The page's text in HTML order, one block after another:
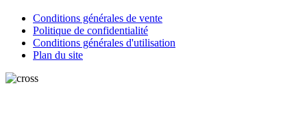
Conditions générales de vente
Politique de confidentialité
Conditions générales d'utilisation
Plan du site